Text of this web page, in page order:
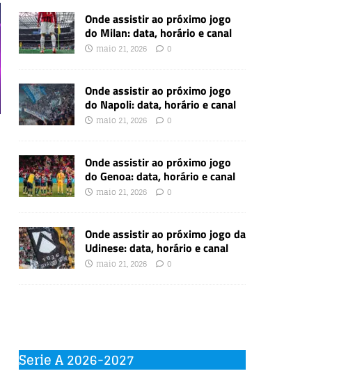
Onde assistir ao próximo jogo
do Milan: data, horário e canal
maio 21, 2026 0
Onde assistir ao próximo jogo
do Napoli: data, horário e canal
maio 21, 2026 0
Onde assistir ao próximo jogo
do Genoa: data, horário e canal
maio 21, 2026 0
Onde assistir ao próximo jogo da
Udinese: data, horário e canal
maio 21, 2026 0
Serie A 2026-2027